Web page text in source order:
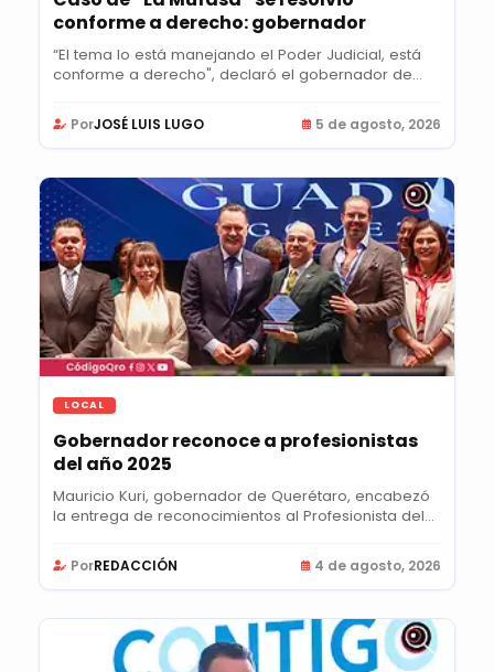
conforme a derecho: gobernador
“El tema lo está manejando el Poder Judicial, está
conforme a derecho", declaró el gobernador de...
PorJOSÉ LUIS LUGO 5 de agosto, 2026
LOCAL
Gobernador reconoce a profesionistas
del año 2025
Mauricio Kuri, gobernador de Querétaro, encabezó
la entrega de reconocimientos al Profesionista del...
PorREDACCIÓN 4 de agosto, 2026